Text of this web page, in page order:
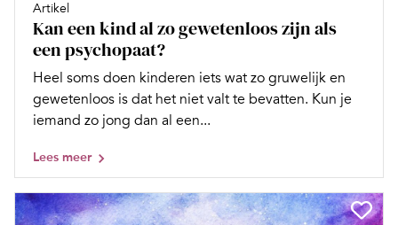
Artikel
Kan een kind al zo gewetenloos zijn als
een psychopaat?
Heel soms doen kinderen iets wat zo gruwelijk en
gewetenloos is dat het niet valt te bevatten. Kun je
iemand zo jong dan al een...
Lees meer